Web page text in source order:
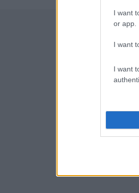
I want
or app.
I want
I want